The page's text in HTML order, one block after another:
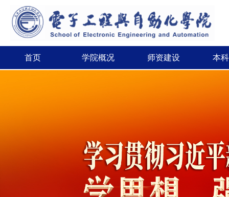
首页 学院概况 师资建设 本